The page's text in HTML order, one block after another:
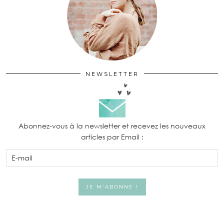
NEWSLETTER
Abonnez-vous à la newsletter et recevez les nouveaux
articles par Email :